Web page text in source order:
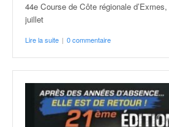
44e Course de Côte régionale
juillet
Lire la suite | 0 commentaire